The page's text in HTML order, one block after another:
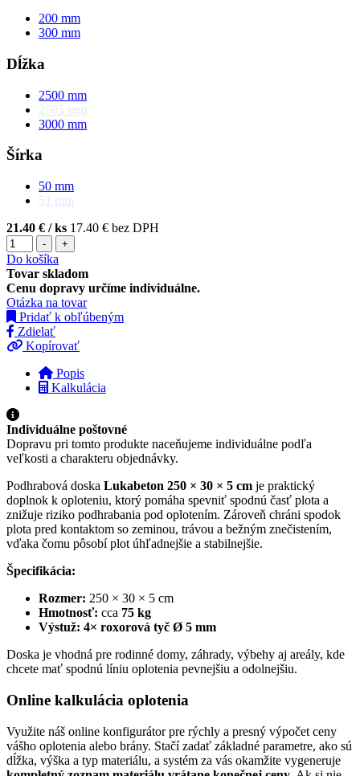
200 mm
300 mm
Dĺžka
2500 mm
2505 mm
3000 mm
Šírka
50 mm
51
mm
21.40 € / ks 17.40 € bez DPH
- +
Do košíka
Tovar skladom
Cenu dopravy určíme individuálne.
Otázka na tovar
Pridať k obľúbeným
Zdielať
Kopírovať
Popis
Kalkulácia
Individuálne poštovné
Dopravu pri tomto produkte naceňujeme individuálne podľa
veľkosti a charakteru objednávky.
Podhrabová doska Lukabeton 250 × 30 × 5 cm je praktický
doplnok k oploteniu, ktorý pomáha spevniť spodnú časť plota a
znižuje riziko podhrabania pod oplotením. Zároveň chráni spodok
plota pred kontaktom so zeminou, trávou a bežným znečistením,
vďaka čomu pôsobí plot úhľadnejšie a stabilnejšie.
Špecifikácia:
Rozmer: 250 × 30 × 5 cm
Hmotnosť: cca 75 kg
Výstuž: 4× roxorová tyč Ø 5 mm
Doska je vhodná pre rodinné domy, záhrady, výbehy aj areály, kde
chcete mať spodnú líniu oplotenia pevnejšiu a odolnejšiu.
Online kalkulácia oplotenia
Využite náš online konfigurátor pre rýchly a presný výpočet ceny
vášho oplotenia alebo brány. Stačí zadať základné parametre, ako sú
dĺžka, výška a typ materiálu, a systém za vás okamžite vygeneruje